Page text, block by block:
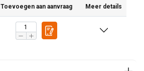
Toevoegen aan aanvraag Meer details